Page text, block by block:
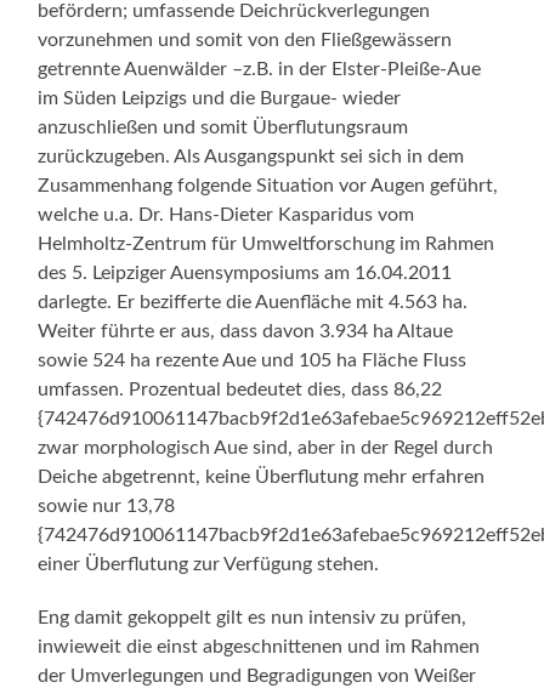
befördern; umfassende Deichrückverlegungen
vorzunehmen und somit von den Fließgewässern
getrennte Auenwälder –z.B. in der Elster-Pleiße-Aue
im Süden Leipzigs und die Burgaue- wieder
anzuschließen und somit Überflutungsraum
zurückzugeben. Als Ausgangspunkt sei sich in dem
Zusammenhang folgende Situation vor Augen geführt,
welche u.a. Dr. Hans-Dieter Kasparidus vom
Helmholtz-Zentrum für Umweltforschung im Rahmen
des 5. Leipziger Auensymposiums am 16.04.2011
darlegte. Er bezifferte die Auenfläche mit 4.563 ha.
Weiter führte er aus, dass davon 3.934 ha Altaue
sowie 524 ha rezente Aue und 105 ha Fläche Fluss
umfassen. Prozentual bedeutet dies, dass 86,22
zwar morphologisch Aue sind, aber in der Regel durch
Deiche abgetrennt, keine Überflutung mehr erfahren
sowie nur 13,78
einer Überflutung zur Verfügung stehen.
Eng damit gekoppelt gilt es nun intensiv zu prüfen,
inwieweit die einst abgeschnittenen und im Rahmen
der Umverlegungen und Begradigungen von Weißer